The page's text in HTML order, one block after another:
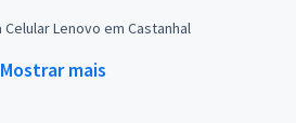
Lenovo em Castanhal
Mostrar mais